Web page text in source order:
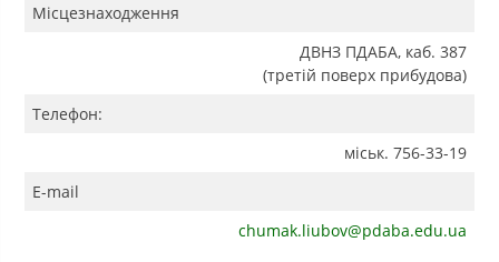
Місцезнаходження
ДВНЗ ПДАБА, каб. 387
(третій поверх прибудова)
Телефон:
міськ. 756-33-19
E-mail
chumak.liubov@pdaba.edu.ua